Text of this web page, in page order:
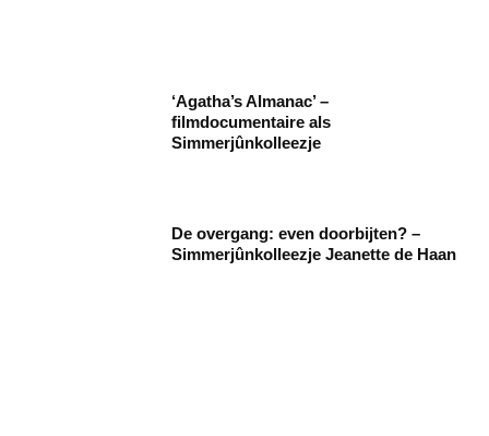
‘Agatha’s Almanac’ –
filmdocumentaire als
Simmerjûnkolleezje
De overgang: even doorbijten? –
Simmerjûnkolleezje Jeanette de Haan